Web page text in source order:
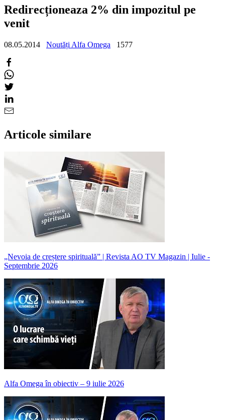
Redirecționeaza 2% din impozitul pe
venit
08.05.2014 Noutăți Alfa Omega 1577
Articole similare
„Nevoia de creștere spirituală” | Revista AO TV Magazin | Iulie -
Septembrie 2026
Alfa Omega în obiectiv – 9 iulie 2026